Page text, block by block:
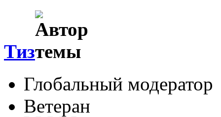
Тиз
Глобальный модератор
Ветеран